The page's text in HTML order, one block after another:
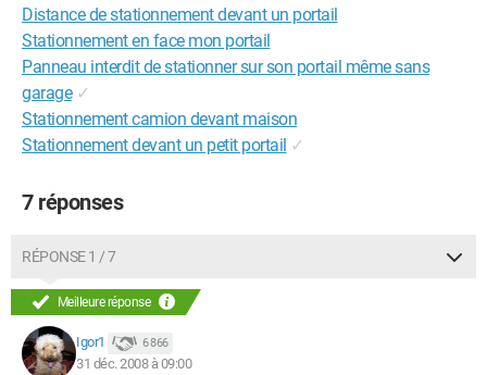
Distance de stationnement devant un portail
Stationnement en face mon portail
Panneau interdit de stationner sur son portail même sans
garage ✓
Stationnement camion devant maison
Stationnement devant un petit portail ✓
7 réponses
RÉPONSE 1 / 7
Meilleure réponse
Igor1 6 866
31 déc. 2008 à 09:00